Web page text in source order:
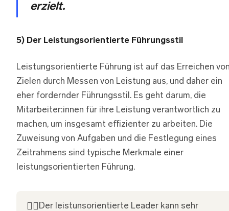
erzielt.
5) Der Leistungsorientierte Führungsstil
Leistungsorientierte Führung ist auf das Erreichen
Zielen durch Messen von Leistung aus, und daher ein
eher fordernder Führungsstil. Es geht darum, die
Mitarbeiter:innen für ihre Leistung verantwortlich zu
machen, um insgesamt effizienter zu arbeiten. Die
Zuweisung von Aufgaben und die Festlegung eines
Zeitrahmens sind typische Merkmale einer
leistungsorientierten Führung.
👍🏽 Der leistunsorientierte Leader kann sehr